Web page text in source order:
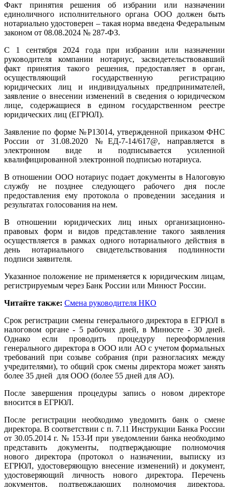
Факт принятия решения об избрании или назначении
единоличного исполнительного органа ООО должен быть
нотариально удостоверен – такая норма введена Федеральным
законом от 08.08.2024 № 287-ФЗ.
С 1 сентября 2024 года при избрании или назначении
руководителя компании нотариус, засвидетельствовавший
факт принятия такого решения, предоставляет в орган,
осуществляющий государственную регистрацию
юридических лиц и индивидуальных предпринимателей,
заявление о внесении изменений в сведения о юридическом
лице, содержащиеся в едином государственном реестре
юридических лиц (ЕГРЮЛ).
Заявление по форме №Р13014, утвержденной приказом ФНС
России от 31.08.2020 №ЕД-7-14/617@, направляется в
электронном виде и подписывается усиленной
квалифицированной электронной подписью нотариуса.
В отношении ООО нотариус подает документы в Налоговую
службу не позднее следующего рабочего дня после
предоставления ему протокола о проведении заседания и
результатах голосования на нем.
В отношении юридических лиц иных организационно-
правовых форм и видов представление такого заявления
осуществляется в рамках одного нотариального действия в
день нотариального свидетельствования подлинности
подписи заявителя.
Указанное положение не применяется к юридическим лицам,
регистрируемым через Банк России или Минюст России.
Читайте также: Смена руководителя НКО
Срок регистрации смены генерального директора в ЕГРЮЛ в
налоговом органе - 5 рабочих дней, в Минюсте - 30 дней.
Однако если проводить процедуру переоформления
генерального директора в ООО или АО с учетом формальных
требований при созыве собрания (при разногласиях между
учредителями), то общий срок смены директора может занять
более 35 дней для ООО (более 55 дней для АО).
После завершения процедуры запись о новом директоре
вносится в ЕГРЮЛ.
После регистрации необходимо уведомить банк о смене
директора. В соответствии с п. 7.11 Инструкции Банка России
от 30.05.2014 г. № 153-И при уведомлении банка необходимо
представить документы, подтверждающие полномочия
нового директора (протокол о назначении, выписку из
ЕГРЮЛ, удостоверяющую внесение изменений) и документ,
удостоверяющий личность нового директора. Перечень
документов, подтверждающих полномочия директора,